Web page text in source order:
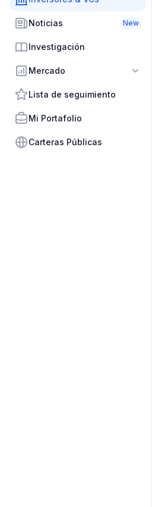
Noticias New
Investigación
Mercado
Lista de seguimiento
Mi Portafolio
Carteras Públicas